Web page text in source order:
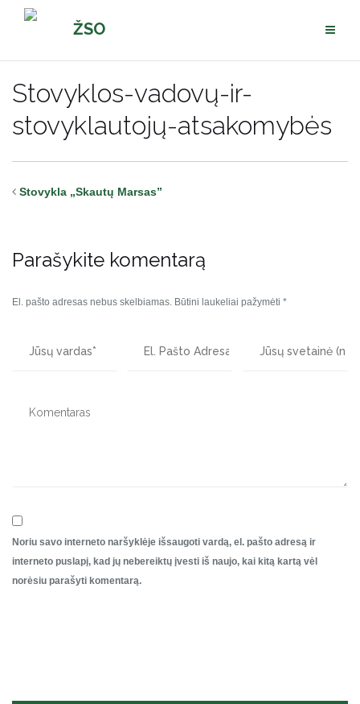
Pereiti
ŽSO
Stovyklos-vadovų-ir-
stovyklautojų-atsakomybės
Stovykla „Skautų Marsas”
Parašykite komentarą
El. pašto adresas nebus skelbiamas. Būtini laukeliai pažymėti *
Noriu savo interneto naršyklėje išsaugoti vardą, el. pašto adresą ir
interneto puslapį, kad jų nebereiktų įvesti iš naujo, kai kitą kartą vėl
norėsiu parašyti komentarą.